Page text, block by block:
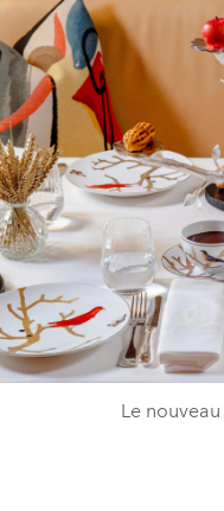
Le